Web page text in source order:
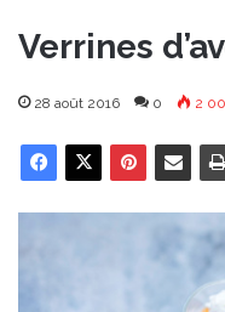
Verrines
28 août 2016 0 2